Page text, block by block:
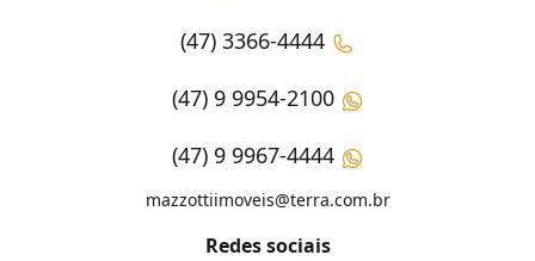
(47) 3366-4444
(47) 9 9954-2100
(47) 9 9967-4444
mazzottiimoveis@terra.com.br
Redes sociais